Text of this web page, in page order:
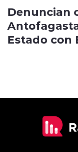
Denuncian
Estado con